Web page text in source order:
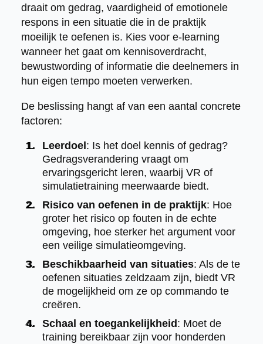
draait om gedrag, vaardigheid of emotionele
respons in een situatie die in de praktijk
moeilijk te oefenen is. Kies voor e-learning
wanneer het gaat om kennisoverdracht,
bewustwording of informatie die deelnemers in
hun eigen tempo moeten verwerken.
De beslissing hangt af van een aantal concrete
factoren:
Leerdoel : Is het doel kennis of gedrag?
Gedragsverandering vraagt om
ervaringsgericht leren, waarbij VR of
simulatietraining meerwaarde biedt.
Risico van oefenen in de praktijk: Hoe
groter het risico op fouten in de echte
omgeving, hoe sterker het argument voor
een veilige simulatieomgeving.
Beschikbaarheid van situaties: Als de te
oefenen situaties zeldzaam zijn, biedt VR
de mogelijkheid om ze op commando te
creëren.
Schaal en toegankelijkheid : Moet de
training bereikbaar zijn voor honderden